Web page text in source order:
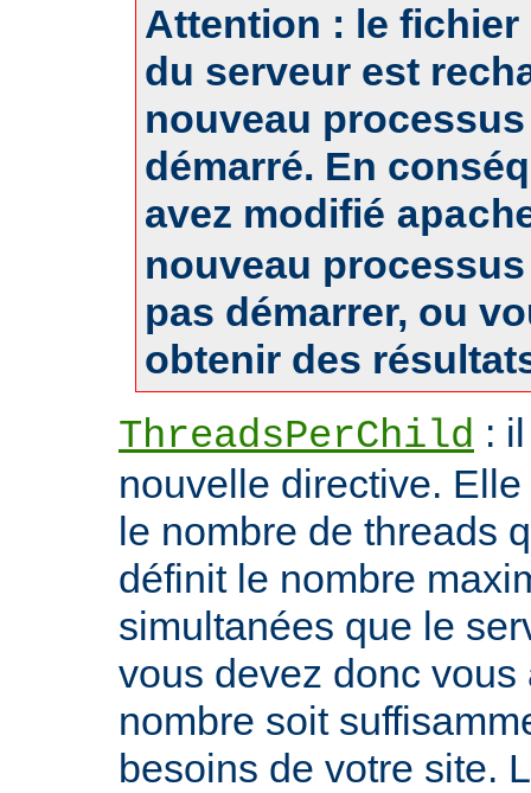
Attention : le
du serveur est
nouveau
démarré. En
avez modifié
nouveau
pas démarrer, ou
obtenir des
ThreadsPerChild :
nouvelle directive.
le nombre de threads
définit le nombre
simultanées que le
vous devez donc vous
nombre soit
besoins de votre site.